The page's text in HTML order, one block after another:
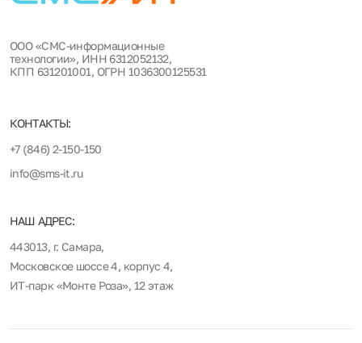
ООО «СМС-информационные
технологии», ИНН 6312052132,
КПП 631201001, ОГРН 1036300125531
КОНТАКТЫ:
+7 (846) 2-150-150
info@sms-it.ru
НАШ АДРЕС:
443013, г. Самара,
Московское шоссе 4, корпус 4,
ИТ-парк «Монте Роза», 12 этаж